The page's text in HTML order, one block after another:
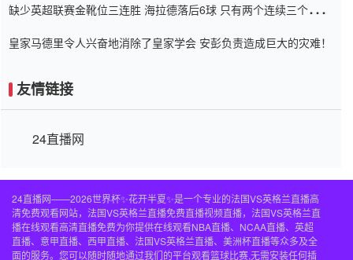
缺少英超联赛金靴位三连胜 海拉德落后6球 只有两个连续三个连续
皇家马德里令人兴奋地消除了皇家学会 安彭负责造成巨大的灾难！
友情链接
24直播网
24直播网——2026世界杯✨花开半夏✨是一个专业的法国VS英格兰直播高
清免费观看网站，法国VS英格兰直播免费直播视频直播，法国VS英格兰直
播在线观看高清直播免费为你提供在线观看NBA直播、NCAA直播、英超
直播、意甲直播、西甲直播、法国VS英格兰直播、美洲杯直播等众多及全
面的服务。您可以随时随地通过我们的平台观看篮球比赛,无需安装任何插